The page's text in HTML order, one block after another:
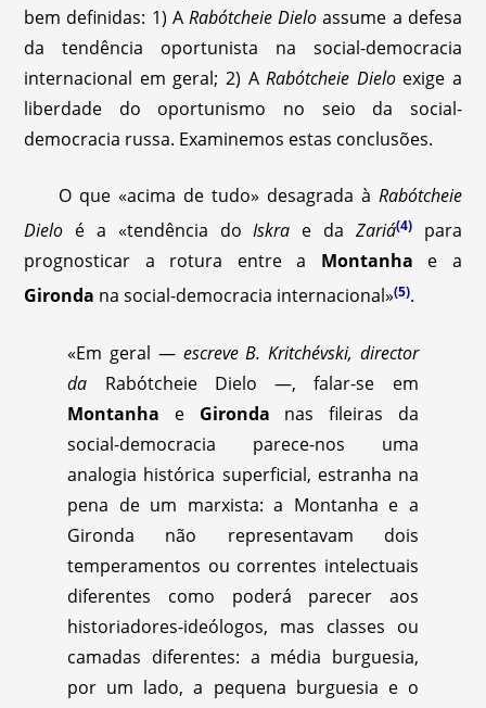
bem definidas: 1) A Rabótcheie Dielo assume a defesa
da tendência oportunista na social-democracia
internacional em geral; 2) ARabótcheie Dieloexige a
liberdade do oportunismo no seio da social-
democracia russa. Examinemos estas conclusões.
O que «acima de tudo» desagrada à Rabótcheie
Dielo é a «tendência doIskra e daZariá(4)
para
prognosticar a rotura entre a Montanha e a
Gironda na social-democracia internacional»(5).
«Em geral — escreve B. Kritchévski, director
da Rabótcheie Dielo —, falar-se em
Montanha e Gironda nas fileiras da
social-democracia parece-nos uma
analogia histórica superficial, estranha na
pena de um marxista: a Montanha e a
Gironda não representavam dois
temperamentos ou correntes intelectuais
diferentes como poderá parecer aos
historiadores-ideólogos, mas classes ou
camadas diferentes: a média burguesia,
por um lado, a pequena burguesia e o